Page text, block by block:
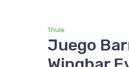
Thule
Juego